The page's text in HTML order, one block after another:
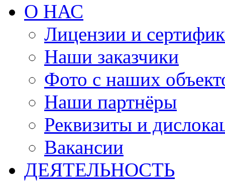
О НАС
Лицензии и
Наши заказчики
Фото с наших
Наши партнёры
Реквизиты и
Вакансии
ДЕЯТЕЛЬНОСТЬ